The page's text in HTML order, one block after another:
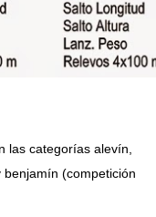
las categorías alevín,
(competición